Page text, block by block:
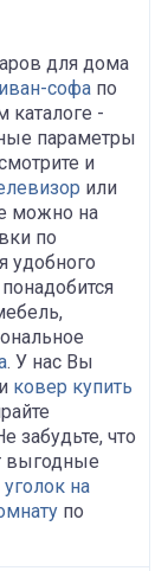
для дома
софа по
каталоге -
параметры
и
или
можно на
по
удобного
. У нас Вы
и ковер купить
забудьте, что
выгодные
уголок на
по